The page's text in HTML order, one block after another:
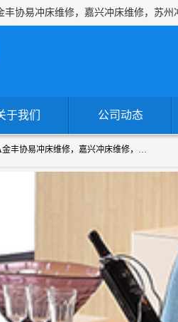
于我们 公司动态
上海沃锻机械有限公司专业承接各种进口、国产冲床维修，公司主营：小松AlDA金丰协易冲床维修，嘉兴冲床维修，苏州冲床维修，冷镦机热模锻机床维修，提供各种冲床配件！！一站式服务为您解决一切冲床问题！